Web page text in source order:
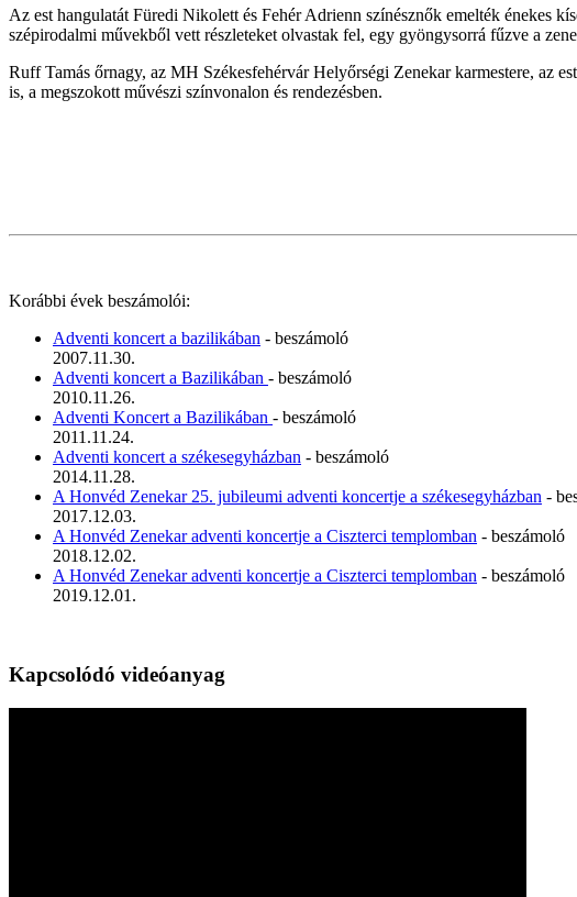
Az est hangulatát Füredi Nikolett és Fehér Adrienn színésznők emelték énekes
szépirodalmi művekből vett részleteket olvastak fel, egy gyöngysorrá fűzve a
Ruff Tamás őrnagy, az MH Székesfehérvár Helyőrségi Zenekar karmestere, az
is, a megszokott művészi színvonalon és rendezésben.
Korábbi évek beszámolói:
Adventi koncert a bazilikában - beszámoló
2007.11.30.
Adventi koncert a Bazilikában - beszámoló
2010.11.26.
Adventi Koncert a Bazilikában - beszámoló
2011.11.24.
Adventi koncert a székesegyházban - beszámoló
2014.11.28.
A Honvéd Zenekar 25. jubileumi adventi koncertje a székesegyházban -
2017.12.03.
A Honvéd Zenekar adventi koncertje a Ciszterci templomban - beszámoló
2018.12.02.
A Honvéd Zenekar adventi koncertje a Ciszterci templomban - beszámoló
2019.12.01.
Kapcsolódó videóanyag